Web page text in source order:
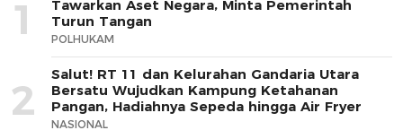
1
Tawarkan Aset Negara, Minta Pemerintah
Turun Tangan
POLHUKAM
2
Salut! RT 11 dan Kelurahan Gandaria Utara
Bersatu Wujudkan Kampung Ketahanan
Pangan, Hadiahnya Sepeda hingga Air Fryer
NASIONAL